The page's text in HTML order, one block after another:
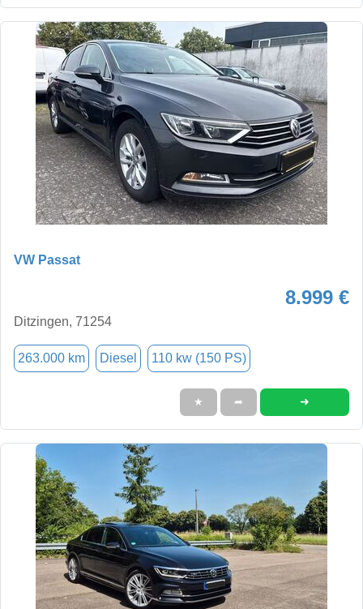
VW Passat
8.999 €
Ditzingen, 71254
263.000 km Diesel 110 kw (150 PS)
★ ➦ ➜